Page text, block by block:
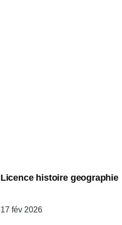
Licence histoire geographie
Date
17 fév 2026